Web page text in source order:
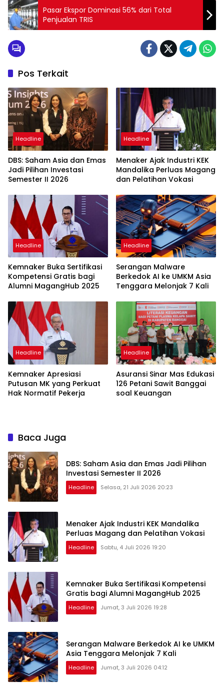
Pasar Ekspor Dominasi 56% dari Total
Penjualan TRIS
Pos Terkait
Headline
DBS: Saham Asia dan Emas
Jadi Pilihan Investasi
Semester II 2026
Headline
Menaker Ajak Industri KEK
Mandalika Perluas Magang
dan Pelatihan Vokasi
Headline
Kemnaker Buka Sertifikasi
Kompetensi Gratis bagi
Alumni MagangHub 2025
Headline
Serangan Malware
Berkedok AI ke UMKM Asia
Tenggara Melonjak 7 Kali
Headline
Kemnaker Apresiasi
Putusan MK yang Perkuat
Hak Normatif Pekerja
Headline
Asuransi Sinar Mas Edukasi
126 Petani Sawit Banggai
soal Keuangan
Baca Juga
DBS: Saham Asia dan Emas Jadi Pilihan
Investasi Semester II 2026
Headline Selasa, 21 Juli 2026 20:23
Menaker Ajak Industri KEK Mandalika
Perluas Magang dan Pelatihan Vokasi
Headline Sabtu, 4 Juli 2026 19:20
Kemnaker Buka Sertifikasi Kompetensi
Gratis bagi Alumni MagangHub 2025
Headline Jumat, 3 Juli 2026 19:28
Serangan Malware Berkedok AI ke UMKM
Asia Tenggara Melonjak 7 Kali
Headline Jumat, 3 Juli 2026 04:12